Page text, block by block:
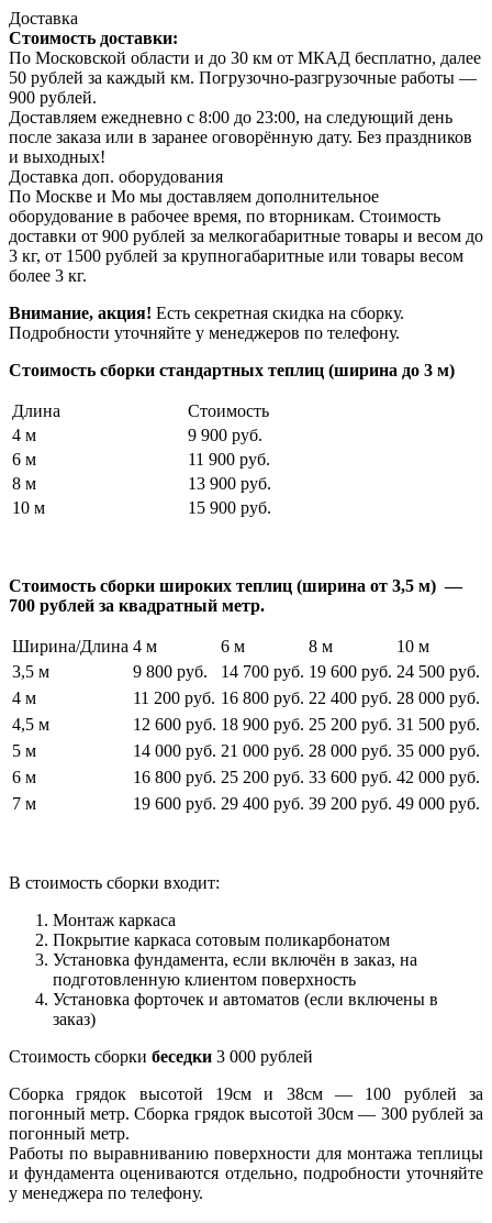
Доставка
Стоимость доставки:
По Московской области и до 30 км от МКАД бесплатно, далее
50 рублей за каждый км. Погрузочно-разгрузочные работы —
900 рублей.
Доставляем ежедневно с 8:00 до 23:00, на следующий день
после заказа или в заранее оговорённую дату. Без праздников
и выходных!
Доставка доп. оборудования
По Москве и Мо мы доставляем дополнительное
оборудование в рабочее время, по вторникам. Стоимость
доставки от 900 рублей за мелкогабаритные товары и весом до
3 кг, от 1500 рублей за крупногабаритные или товары весом
более 3 кг.
Внимание, акция! Есть секретная скидка на сборку.
Подробности уточняйте у менеджеров по телефону.
Стоимость сборки стандартных теплиц (ширина до 3 м)
Длина
Стоимость
4 м
9 900 руб.
6 м
11 900 руб.
8 м
13 900 руб.
10 м
15 900 руб.
Стоимость сборки широких теплиц (ширина от 3,5 м) —
700 рублей за квадратный метр.
Ширина/Длина 4 м 6 м 8 м
10 м
3,5 м
9 800 руб. 14 700 руб. 19 600 руб. 24 500 руб.
4 м
11 200 руб. 16 800 руб. 22 400 руб. 28 000 руб.
4,5 м
12 600 руб. 18 900 руб. 25 200 руб. 31 500 руб.
5 м
14 000 руб. 21 000 руб. 28 000 руб. 35 000 руб.
6 м
16 800 руб. 25 200 руб. 33 600 руб. 42 000 руб.
7 м
19 600 руб. 29 400 руб. 39 200 руб. 49 000 руб.
В стоимость сборки входит:
Монтаж каркаса
Покрытие каркаса сотовым поликарбонатом
Установка фундамента, если включён в заказ, на
подготовленную клиентом поверхность
Установка форточек и автоматов (если включены в
заказ)
Стоимость сборки беседки 3 000 рублей
Сборка грядок высотой 19см и 38см — 100 рублей за
погонный метр. Сборка грядок высотой 30см — 300 рублей за
погонный метр.
Работы по выравниванию поверхности для монтажа теплицы
и фундамента оцениваются отдельно, подробности уточняйте
у менеджера по телефону.